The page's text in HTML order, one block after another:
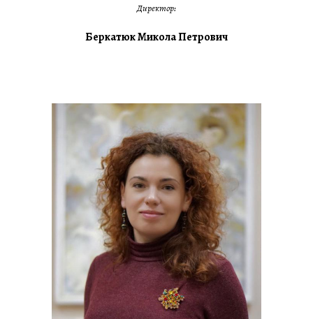
Директор:
Беркатюк Микола Петрович